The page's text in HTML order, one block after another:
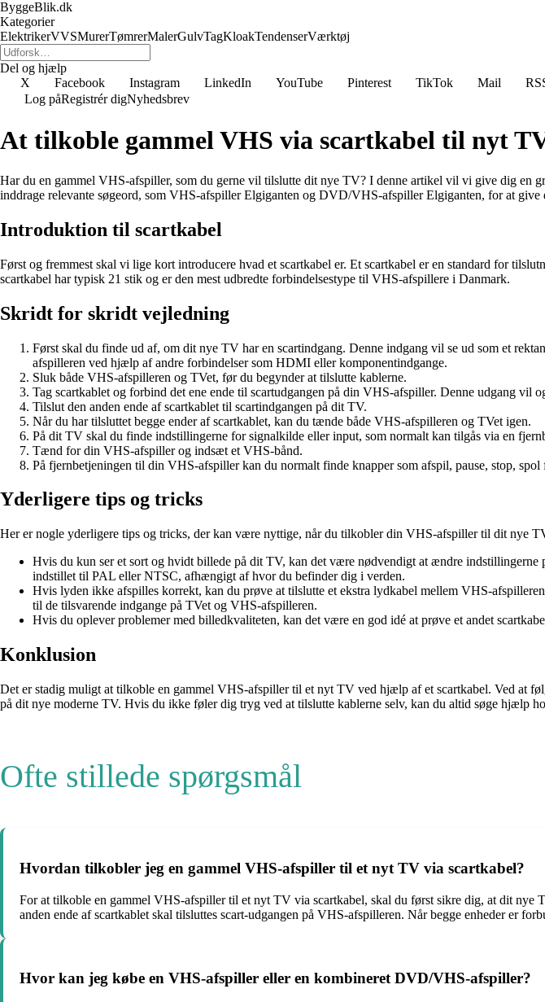
ByggeBlik.dk
Kategorier
ElektrikerVVSMurerTømrerMalerGulvTagKloakTendenserVærktøj
Del og hjælp
X
Facebook Instagram LinkedIn YouTube Pinterest TikTok Mail
Log påRegistrér digNyhedsbrev
At tilkoble gammel VHS via scartkabel til nyt
Har du en gammel VHS-afspiller, som du gerne vil tilslutte dit nye TV? I denne artikel vil vi give dig
inddrage relevante søgeord, som VHS-afspiller Elgiganten og DVD/VHS-afspiller Elgiganten, for at give
Introduktion til scartkabel
Først og fremmest skal vi lige kort introducere hvad et scartkabel er. Et scartkabel er en standard for
scartkabel har typisk 21 stik og er den mest udbredte forbindelsestype til VHS-afspillere i Danmark.
Skridt for skridt vejledning
Først skal du finde ud af, om dit nye TV har en scartindgang. Denne indgang vil se ud som et
afspilleren ved hjælp af andre forbindelser som HDMI eller komponentindgange.
Sluk både VHS-afspilleren og TVet, før du begynder at tilslutte kablerne.
Tag scartkablet og forbind det ene ende til scartudgangen på din VHS-afspiller. Denne udgang vil
Tilslut den anden ende af scartkablet til scartindgangen på dit TV.
Når du har tilsluttet begge ender af scartkablet, kan du tænde både VHS-afspilleren og TVet igen.
På dit TV skal du finde indstillingerne for signalkilde eller input, som normalt kan tilgås via en
Tænd for din VHS-afspiller og indsæt et VHS-bånd.
På fjernbetjeningen til din VHS-afspiller kan du normalt finde knapper som afspil, pause, stop,
Yderligere tips og tricks
Her er nogle yderligere tips og tricks, der kan være nyttige, når du tilkobler din VHS-afspiller til dit nye
Hvis du kun ser et sort og hvidt billede på dit TV, kan det være nødvendigt at ændre
indstillet til PAL eller NTSC, afhængigt af hvor du befinder dig i verden.
Hvis lyden ikke afspilles korrekt, kan du prøve at tilslutte et ekstra lydkabel mellem VHS-
til de tilsvarende indgange på TVet og VHS-afspilleren.
Hvis du oplever problemer med billedkvaliteten, kan det være en god idé at prøve et andet
Konklusion
Det er stadig muligt at tilkoble en gammel VHS-afspiller til et nyt TV ved hjælp af et scartkabel. Ved at
på dit nye moderne TV. Hvis du ikke føler dig tryg ved at tilslutte kablerne selv, kan du altid søge
Ofte stillede spørgsmål
Hvordan tilkobler jeg en gammel VHS-afspiller til et nyt TV via scartkabel?
For at tilkoble en gammel VHS-afspiller til et nyt TV via scartkabel, skal du først sikre dig, at dit nye
anden ende af scartkablet skal tilsluttes scart-udgangen på VHS-afspilleren. Når begge enheder er
Hvor kan jeg købe en VHS-afspiller eller en kombineret DVD/VHS-afspiller?